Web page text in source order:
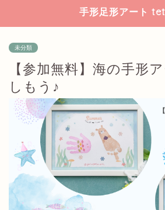
手形足形アート
未分類
【参加無料】海の手形
しもう♪